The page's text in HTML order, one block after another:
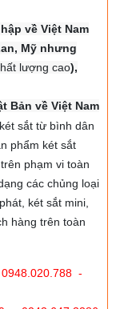
về Việt Nam
Mỹ nhưng
lượng cao),
Bản về Việt Nam
sắt từ bình dân
phẩm két sắt
phạm vi toàn
các chủng loại
két sắt mini,
hàng trên toàn
-